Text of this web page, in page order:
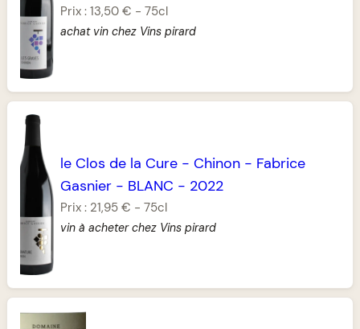
Prix :13,50 € -75cl
achat vin chez Vins pirard
le Clos de la Cure - Chinon - Fabrice
Gasnier - BLANC - 2022
Prix : 21,95 € -75cl
vin à acheter chez Vins pirard